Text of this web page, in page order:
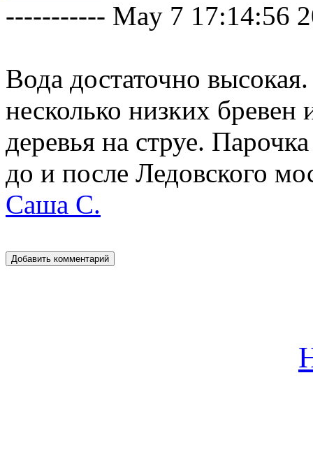
----------- May 7 17:14:56
Вода достаточно
несколько низких бревен
деревья на струе.
до и после Ледовского
Саша С.